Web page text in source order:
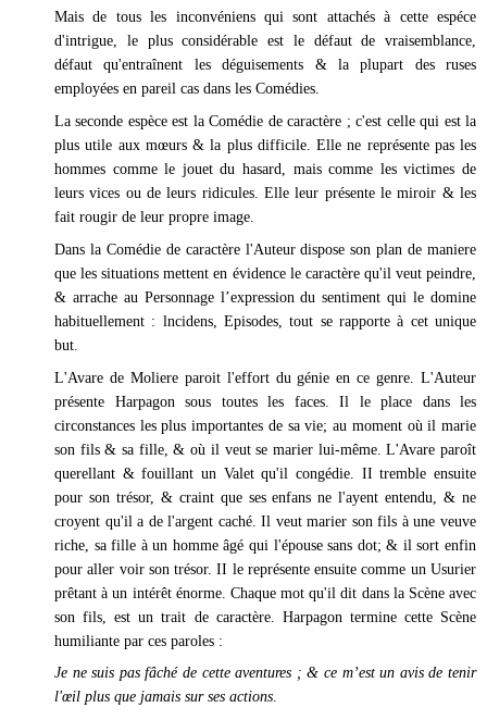
Mais de tous les inconvéniens qui sont attachés à cette espéce
d'intrigue, le plus considérable est le défaut de vraisemblance,
défaut qu'entraînent les déguisements & la plupart des ruses
employées en pareil cas dans les Comédies.
La seconde espèce est la Comédie de caractère ; c'est celle qui est la
plus utile aux mœurs & la plus difficile. Elle ne représente pas les
hommes comme le jouet du hasard, mais comme les victimes de
leurs vices ou de leurs ridicules. Elle leur présente le miroir & les
fait rougir de leur propre image.
Dans la Comédie de caractère l'Auteur dispose son plan de maniere
que les situations mettent en évidence le caractère qu'il veut peindre,
& arrache au Personnage l’expression du sentiment qui le domine
habituellement : lncidens, Episodes, tout se rapporte à cet unique
but.
L'Avare de Moliere paroit l'effort du génie en ce genre. L'Auteur
présente Harpagon sous toutes les faces. Il le place dans les
circonstances les plus importantes de sa vie; au moment où il marie
son fils & sa fille, & où il veut se marier lui-même. L'Avare paroît
querellant & fouillant un Valet qu'il congédie. II tremble ensuite
pour son trésor, & craint que ses enfans ne l'ayent entendu, & ne
croyent qu'il a de l'argent caché. Il veut marier son fils à une veuve
riche, sa fille à un homme âgé qui l'épouse sans dot; & il sort enfin
pour aller voir son trésor. II le représente ensuite comme un Usurier
prêtant à un intérêt énorme. Chaque mot qu'il dit dans la Scène avec
son fils, est un trait de caractère. Harpagon termine cette Scène
humiliante par ces paroles :
Je ne suis pas fâché de cette aventures ; & ce m’est un avis de tenir
l'œil plus que jamais sur ses actions.